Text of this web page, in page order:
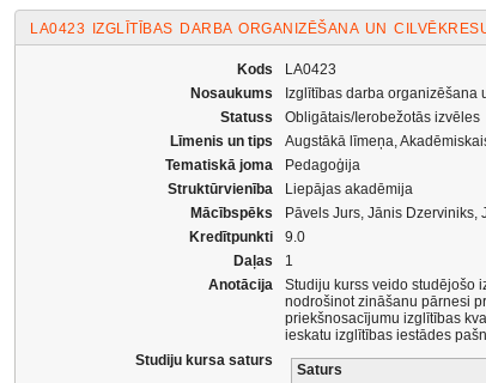
LA0423 IZGLĪTĪBAS DARBA ORGANIZĒŠANA UN
Kods
LA0423
Nosaukums
Izglītības darba organizēšana
Statuss
Obligātais/Ierobežotās izvēles
Līmenis un tips
Augstākā līmeņa,
Tematiskā joma
Pedagoģija
Struktūrvienība
Liepājas akadēmija
Mācībspēks
Pāvels Jurs, Jānis Dzerviniks,
Kredītpunkti
9.0
Daļas
1
Anotācija
Studiju kurss veido studējošo
nodrošinot zināšanu pārnesi
priekšnosacījumu izglītības
ieskatu izglītības iestādes
Studiju kursa saturs
Saturs